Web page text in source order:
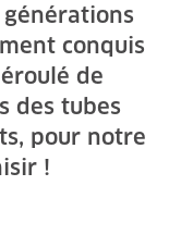
conquis
de
des tubes
pour notre
!